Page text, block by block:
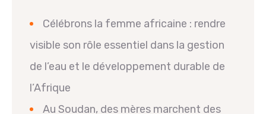
Célébrons la femme africaine : rendre
visible son rôle essentiel dans la gestion
de l’eau et le développement durable de
l’Afrique
Au Soudan, des mères marchent des